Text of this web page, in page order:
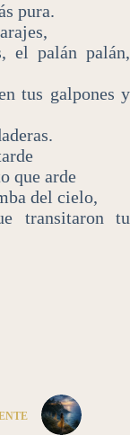
pura.
el palán palán,
tus galpones y
que arde
del cielo,
transitaron tu